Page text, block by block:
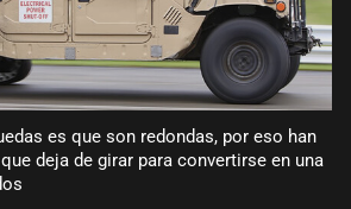
es que son redondas, por eso han
deja de girar para convertirse en una